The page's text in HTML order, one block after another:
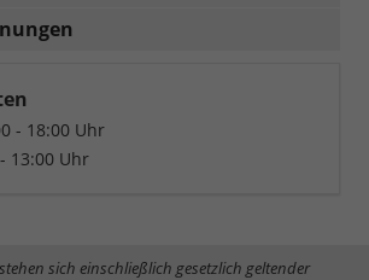
- 18:00 Uhr
13:00 Uhr
sich einschließlich gesetzlich geltender